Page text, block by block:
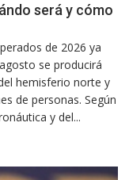
será y cómo
de 2026 ya
se producirá
hemisferio norte y
de personas. Según
y del...